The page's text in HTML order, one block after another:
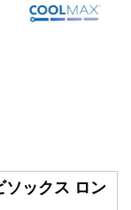
ソックス ロン